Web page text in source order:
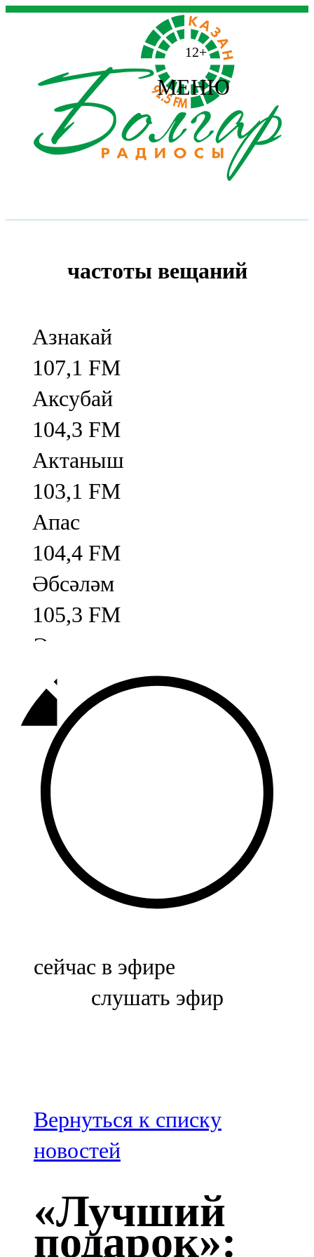
12+
МЕНЮ
частоты вещаний
Азнакай
107,1 FM
Аксубай
104,3 FM
Актаныш
103,1 FM
Апас
104,4 FM
Әбсәләм
105,3 FM
Әлмәт
92,9 FM
Базарлы матак
107,1 FM
Балык бистәсе
104,9 FM
Баулы
107,5 FM
Биләр
Болгар
100,3 FM
Зәй
106,6 FM
Кадыбаш
105,2 FM
сейчас в эфире
слушать эфир
Вернуться к списку
новостей
«Лучший
подарок»: